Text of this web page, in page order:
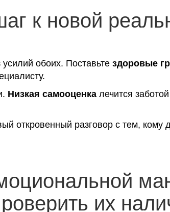
к новой
обоих. Поставьте здоровые
Низкая самооценка лечится
откровенный разговор с тем, кому
их